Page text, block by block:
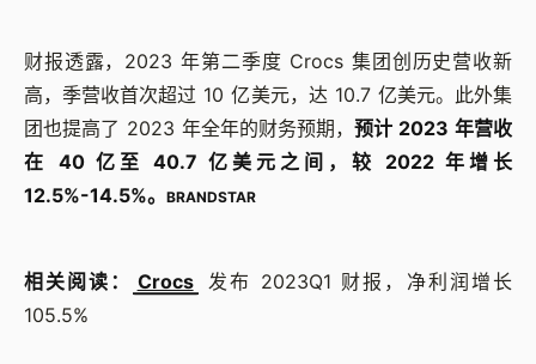
财报透露，2023 年第二季度 Crocs 集团创历史营收新
高，季营收首次超过 10 亿美元，达 10.7 亿美元。此外集
团也提高了 2023 年全年的财务预期， 预计 2023 年营收
在 40 亿至 40.7 亿美元之间，较 2022 年增长
12.5%-14.5%。 BRANDSTAR
相关阅读： Crocs
发布 2023Q1 财报，净利润增长
105.5%